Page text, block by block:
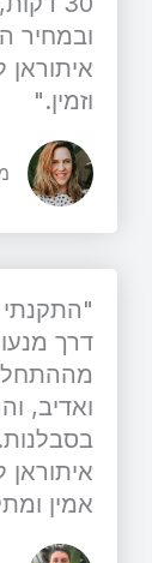
ובמחיר
איתוראן
וזמין."
דרך
ואדיב,
אמין